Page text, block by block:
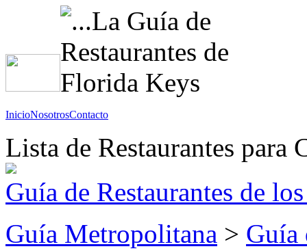
InicioNosotrosContacto
Lista de Restaurantes para
Guía de Restaurantes de
Guía Metropolitana > Guía